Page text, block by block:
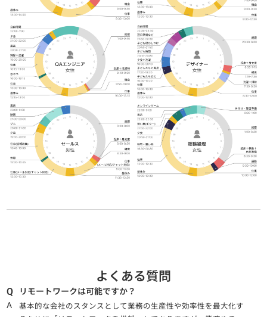
よくある質問
Q リモートワークは可能ですか？
A
基本的な会社のスタンスとして業務の生産性や効率性を最大化す